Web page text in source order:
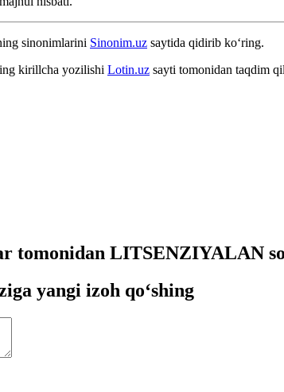
sinonimlarini Sinonim.uz saytida qidirib ko‘ring.
kirillcha yozilishi Lotin.uz sayti tomonidan taqdim
tomonidan LITSENZIYALAN
yangi izoh qo‘shing